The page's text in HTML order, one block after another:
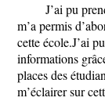
J’ai pu
m’a permis
cette école.J’ai
informations
places des
m’éclairer sur